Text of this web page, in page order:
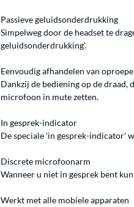
Passieve geluidsonderdrukking
Simpelweg door de headset te
geluidsonderdrukking'.
Eenvoudig afhandelen van
Dankzij de bediening op de
microfoon in mute zetten.
In gesprek-indicator
De speciale 'in gesprek-indicator'
Discrete microfoonarm
Wanneer u niet in gesprek bent
Werkt met alle mobiele apparaten